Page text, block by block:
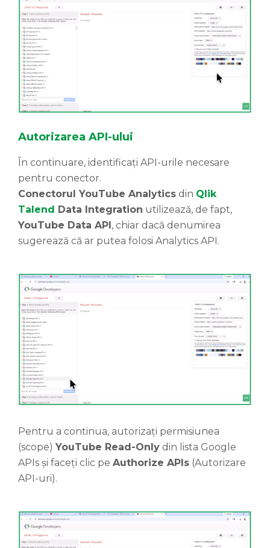
Autorizarea API-ului
În continuare, identificați API-urile necesare
pentru conector.
Conectorul YouTube Analytics din Qlik
Talend
Data Integration utilizează, de fapt,
YouTube Data API , chiar dacă denumirea
sugerează că ar putea folosi Analytics API.
Pentru a continua, autorizați permisiunea
(scope) YouTube Read-Only din lista Google
APIs și faceți clic pe Authorize APIs (Autorizare
API-uri).